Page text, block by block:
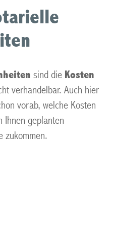
sind die Kosten
verhandelbar. Auch hier
vorab, welche Kosten
Ihnen geplanten
zukommen.